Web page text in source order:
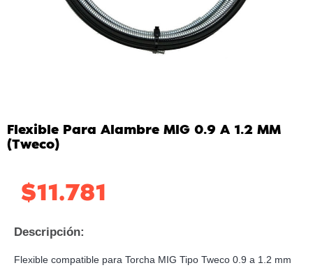
Flexible Para Alambre MIG 0.9 A 1.2 MM
(Tweco)
$11.781
Descripción:
Flexible compatible para Torcha MIG Tipo Tweco 0.9 a 1.2 mm